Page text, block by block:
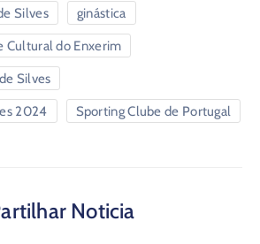
Silves ginástica
Cultural do Enxerim
Silves
2024 Sporting Clube de Portugal
Noticia